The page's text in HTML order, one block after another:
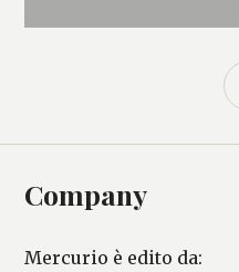
Company
Mercurio è edito da: